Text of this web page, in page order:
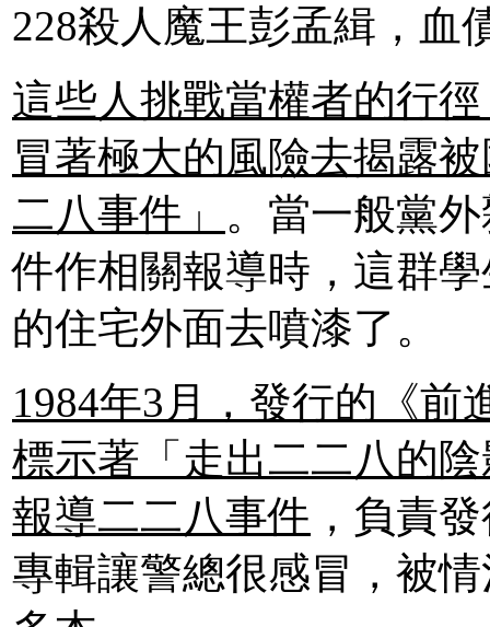
228殺人魔王彭孟緝，血
這些人挑戰當權者的行
冒著極大的風險去揭露
二八事件」 。當一般黨
件作相關報導時，這群
的住宅外面去噴漆了。
1984年3月，發行的《前
標示著「走出二二八的
報導二二八事件 ，負責
專輯讓警總很感冒，被